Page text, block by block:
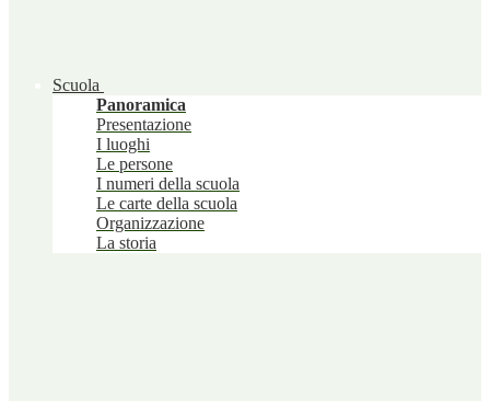
Scuola
Panoramica
Presentazione
I luoghi
Le persone
I numeri della scuola
Le carte della scuola
Organizzazione
La storia